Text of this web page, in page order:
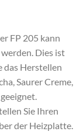
FP 205 kann
Dies ist
das Herstellen
Saurer Creme,
Sie Ihren
der Heizplatte.